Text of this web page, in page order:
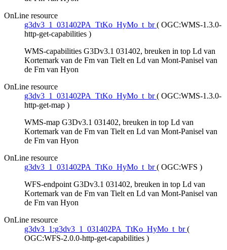
OnLine resource
g3dv3_1_031402PA_TtKo_HyMo_t_br ( OGC:WMS-1.3.0-
http-get-capabilities )
WMS-capabilities G3Dv3.1 031402, breuken in top Ld van
Kortemark van de Fm van Tielt en Ld van Mont-Panisel van
de Fm van Hyon
OnLine resource
g3dv3_1_031402PA_TtKo_HyMo_t_br ( OGC:WMS-1.3.0-
http-get-map )
WMS-map G3Dv3.1 031402, breuken in top Ld van
Kortemark van de Fm van Tielt en Ld van Mont-Panisel van
de Fm van Hyon
OnLine resource
g3dv3_1_031402PA_TtKo_HyMo_t_br ( OGC:WFS )
WFS-endpoint G3Dv3.1 031402, breuken in top Ld van
Kortemark van de Fm van Tielt en Ld van Mont-Panisel van
de Fm van Hyon
OnLine resource
g3dv3_1:g3dv3_1_031402PA_TtKo_HyMo_t_br (
OGC:WFS-2.0.0-http-get-capabilities )